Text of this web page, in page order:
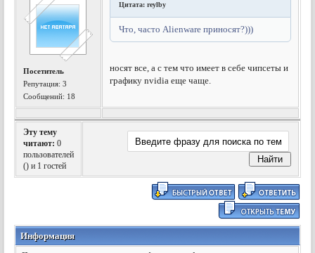
Посетитель
Репутация:3
Сообщений: 18
Цитата: reylby
Что, часто Alienware приносят?)))
носят все, а с тем что имеет в себе чипсеты и
графику nvidia еще чаще.
Эту тему
читают: 0
пользователей
() и 1 гостей
Информация